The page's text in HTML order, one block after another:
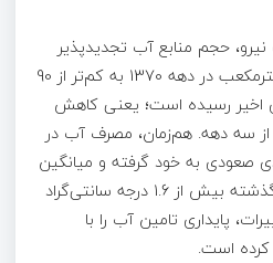
حجم منابع آب تجدیدپذیر
کشور از حدود 132 میلیارد مترمکعب در دهه 1370 به کم‌تر از 90
اخیر رسیده است؛ یعنی کاهش
کم‌تر از سه دهه. هم‌زمان، مصرف آب در
صعودی به خود گرفته و میانگین
دمای کشور نیز در 50 سال گذشته بیش از 1.6 درجه سانتی‌گراد
پایداری تامین آب را با
کرده است.